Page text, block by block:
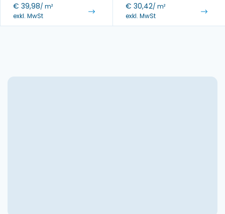
€ 39,98/ m²
exkl. MwSt
€ 30,42/ m²
exkl. MwSt